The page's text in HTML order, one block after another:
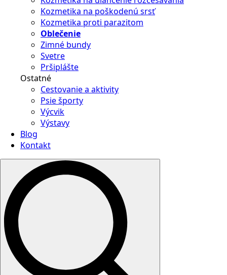
Kozmetika na poškodenú srsť
Kozmetika proti parazitom
Oblečenie
Zimné bundy
Svetre
Pršiplášte
Ostatné
Cestovanie a aktivity
Psie športy
Výcvik
Výstavy
Blog
Kontakt